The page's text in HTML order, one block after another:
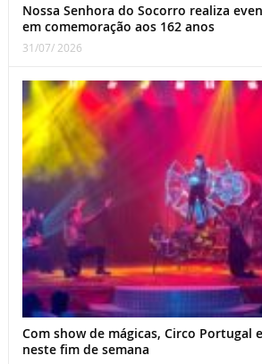
Nossa Senhora do Socorro realiza
em comemoração aos 162 anos
31/07/ 2026
Com show de mágicas, Circo Portugal
neste fim de semana